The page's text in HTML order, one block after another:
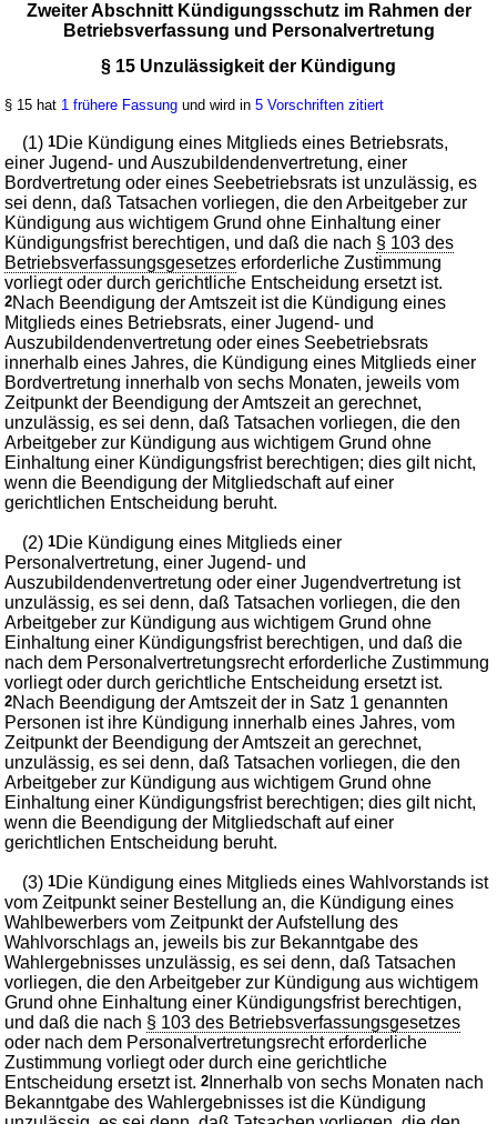
Zweiter Abschnitt Kündigungsschutz im Rahmen der
Betriebsverfassung und Personalvertretung
§ 15 Unzulässigkeit der Kündigung
§ 15 hat 1 frühere Fassung und wird in5 Vorschriften zitiert
(1)1Die Kündigung eines Mitglieds eines Betriebsrats,
einer Jugend- und Auszubildendenvertretung, einer
Bordvertretung oder eines Seebetriebsrats ist unzulässig, es
sei denn, daß Tatsachen vorliegen, die den Arbeitgeber zur
Kündigung aus wichtigem Grund ohne Einhaltung einer
Kündigungsfrist berechtigen, und daß die nach § 103 des
Betriebsverfassungsgesetzes erforderliche Zustimmung
vorliegt oder durch gerichtliche Entscheidung ersetzt ist.
2Nach Beendigung der Amtszeit ist die Kündigung eines
Mitglieds eines Betriebsrats, einer Jugend- und
Auszubildendenvertretung oder eines Seebetriebsrats
innerhalb eines Jahres, die Kündigung eines Mitglieds einer
Bordvertretung innerhalb von sechs Monaten, jeweils vom
Zeitpunkt der Beendigung der Amtszeit an gerechnet,
unzulässig, es sei denn, daß Tatsachen vorliegen, die den
Arbeitgeber zur Kündigung aus wichtigem Grund ohne
Einhaltung einer Kündigungsfrist berechtigen; dies gilt nicht,
wenn die Beendigung der Mitgliedschaft auf einer
gerichtlichen Entscheidung beruht.
(2)1Die Kündigung eines Mitglieds einer
Personalvertretung, einer Jugend- und
Auszubildendenvertretung oder einer Jugendvertretung ist
unzulässig, es sei denn, daß Tatsachen vorliegen, die den
Arbeitgeber zur Kündigung aus wichtigem Grund ohne
Einhaltung einer Kündigungsfrist berechtigen, und daß die
nach dem Personalvertretungsrecht erforderliche Zustimmung
vorliegt oder durch gerichtliche Entscheidung ersetzt ist.
2Nach Beendigung der Amtszeit der in Satz 1 genannten
Personen ist ihre Kündigung innerhalb eines Jahres, vom
Zeitpunkt der Beendigung der Amtszeit an gerechnet,
unzulässig, es sei denn, daß Tatsachen vorliegen, die den
Arbeitgeber zur Kündigung aus wichtigem Grund ohne
Einhaltung einer Kündigungsfrist berechtigen; dies gilt nicht,
wenn die Beendigung der Mitgliedschaft auf einer
gerichtlichen Entscheidung beruht.
(3)1Die Kündigung eines Mitglieds eines Wahlvorstands ist
vom Zeitpunkt seiner Bestellung an, die Kündigung eines
Wahlbewerbers vom Zeitpunkt der Aufstellung des
Wahlvorschlags an, jeweils bis zur Bekanntgabe des
Wahlergebnisses unzulässig, es sei denn, daß Tatsachen
vorliegen, die den Arbeitgeber zur Kündigung aus wichtigem
Grund ohne Einhaltung einer Kündigungsfrist berechtigen,
und daß die nach § 103 des Betriebsverfassungsgesetzes
oder nach dem Personalvertretungsrecht erforderliche
Zustimmung vorliegt oder durch eine gerichtliche
Entscheidung ersetzt ist.2 Innerhalb von sechs Monaten nach
Bekanntgabe des Wahlergebnisses ist die Kündigung